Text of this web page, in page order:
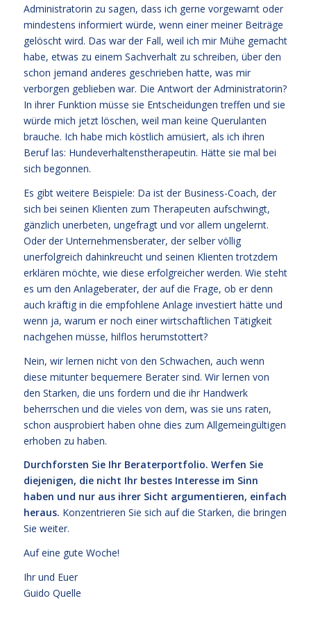
Administratorin zu sagen, dass ich gerne vorgewarnt oder
mindestens informiert würde, wenn einer meiner Beiträge
gelöscht wird. Das war der Fall, weil ich mir Mühe gemacht
habe, etwas zu einem Sachverhalt zu schreiben, über den
schon jemand anderes geschrieben hatte, was mir
verborgen geblieben war. Die Antwort der Administratorin?
In ihrer Funktion müsse sie Entscheidungen treffen und sie
würde mich jetzt löschen, weil man keine Querulanten
brauche. Ich habe mich köstlich amüsiert, als ich ihren
Beruf las: Hundeverhaltenstherapeutin. Hätte sie mal bei
sich begonnen.
Es gibt weitere Beispiele: Da ist der Business-Coach, der
sich bei seinen Klienten zum Therapeuten aufschwingt,
gänzlich unerbeten, ungefragt und vor allem ungelernt.
Oder der Unternehmensberater, der selber völlig
unerfolgreich dahinkreucht und seinen Klienten trotzdem
erklären möchte, wie diese erfolgreicher werden. Wie steht
es um den Anlageberater, der auf die Frage, ob er denn
auch kräftig in die empfohlene Anlage investiert hätte und
wenn ja, warum er noch einer wirtschaftlichen Tätigkeit
nachgehen müsse, hilflos herumstottert?
Nein, wir lernen nicht von den Schwachen, auch wenn
diese mitunter bequemere Berater sind. Wir lernen von
den Starken, die uns fordern und die ihr Handwerk
beherrschen und die vieles von dem, was sie uns raten,
schon ausprobiert haben ohne dies zum Allgemeingültigen
erhoben zu haben.
Durchforsten Sie Ihr Beraterportfolio. Werfen Sie
diejenigen, die nicht Ihr bestes Interesse im Sinn
haben und nur aus ihrer Sicht argumentieren, einfach
heraus. Konzentrieren Sie sich auf die Starken, die bringen
Sie weiter.
Auf eine gute Woche!
Ihr und Euer
Guido Quelle